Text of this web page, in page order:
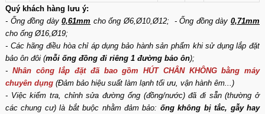
Quý khách hàng lưu ý:
- Ống đồng dày0,61mm cho ống Ø6,Ø10,Ø12; - Ống đồng dày0,71mm
cho ống Ø16,Ø19;
- Các hãng điều hòa chỉ áp dụng bảo hành sản phẩm khi sử dụng lắp đặt
bảo ôn đôi (mỗi ống đồng đi riêng 1 đường bảo ôn);
- Nhân công lắp đặt đã bao gồm HÚT CHÂN KHÔNG bằng máy
chuyên dụng (Đảm bảo hiệu suất làm lạnh tối ưu, vận hành êm...)
- Việc kiểm tra, chỉnh sửa đường ống (đồng/nước) đã đi sẵn (thường ở
các chung cư) là bắt buộc nhằm đảm bảo: ống không bị tắc, gẫy hay